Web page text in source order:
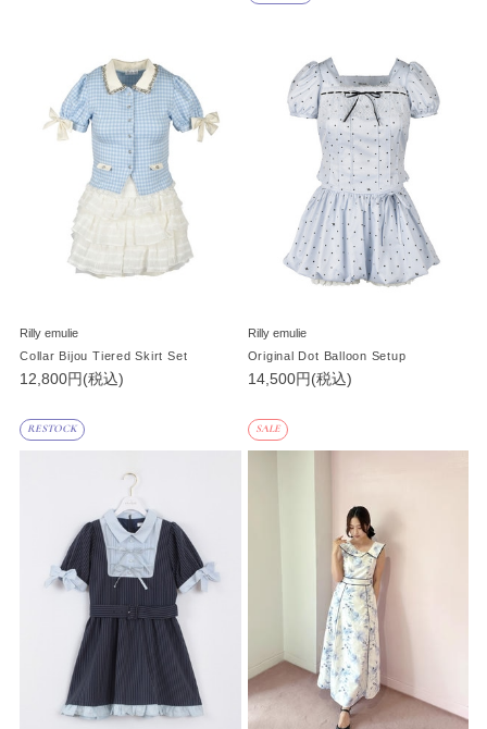
Rilly emulie
Collar Bijou Tiered Skirt Set
12,800円(税込)
Rilly emulie
Original Dot Balloon Setup
14,500円(税込)
RESTOCK SALE